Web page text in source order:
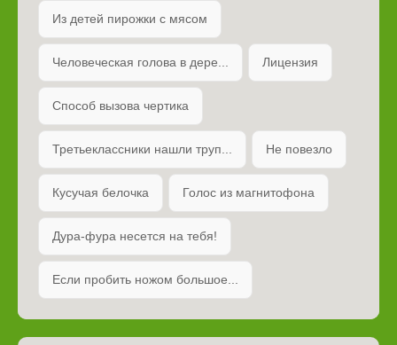
Из детей пирожки с мясом
Человеческая голова в дере... Лицензия
Способ вызова чертика
Третьеклассники нашли труп... Не повезло
Кусучая белочка Голос из магнитофона
Дура-фура несется на тебя!
Если пробить ножом большое...